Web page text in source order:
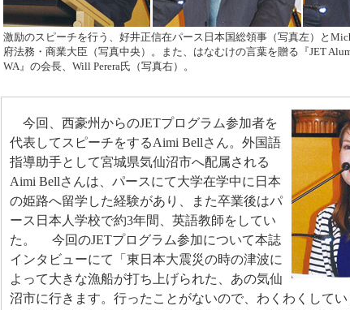
激励のスピーチを行う、好井正信在パース日本国総領事（写真左）と
府法務・商業大臣（写真中央）。また、はなむけの言葉を贈る『JET
WA』の会長、Will Perera氏（写真右）。
今回、西豪州からのJETプログラム参加者を
代表してスピーチをするAimi Bellさん。外国語
指導助手として宮城県気仙沼市へ配属される
Aimi Bellさんは、パースにて大学在学中に日本
の姫路へ留学した経験があり、また卒業後はパ
ース日本人学校で約3年間、英語教師をしてい
た。 今回のJETプログラム参加について本誌
インタビューにて「東日本大震災の時の津波に
よって大きな漁船が打ち上げられた、あの気仙
沼市に行きます。行ったことがないので、わくわくして